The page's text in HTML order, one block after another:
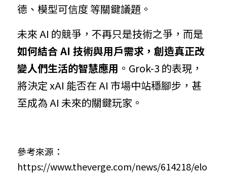
德、模型可信度 等關鍵議題。
未來 AI 的競爭，不再只是技術之爭，而是
如何結合 AI 技術與用戶需求，創造真正改
變人們生活的智慧應用 。Grok-3 的表現，
將決定 xAI 能否在 AI 市場中站穩腳步，甚
至成為 AI 未來的關鍵玩家。
參考來源：
https://www.theverge.com/news/614218/elo